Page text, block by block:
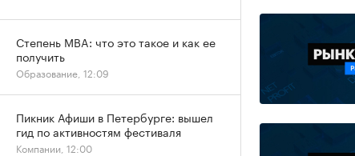
Степень MBA: что это такое и как ее
получить
Образование, 12:09
Пикник Афиши в Петербурге: вышел
гид по активностям фестиваля
Компании, 12:00